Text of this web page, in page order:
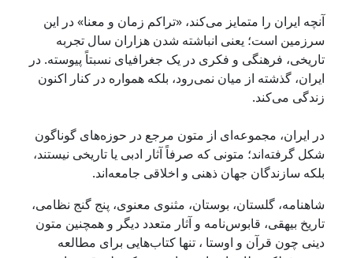
آنچه ایران را متمایز می‌کند، «تراکم زمان و معنا» در این
سرزمین است؛ یعنی انباشته شدن هزاران سال تجربه
تاریخی، فرهنگی و فکری در یک جغرافیای نسبتاً پیوسته. در
ایران، گذشته از میان نمی‌رود، بلکه همواره در کنار اکنون
زندگی می‌کند.
در ایران، مجموعه‌ای از متون مرجع در حوزه‌های گوناگون
شکل گرفته‌اند؛ متونی که صرفاً آثار ادبی یا تاریخی نیستند،
بلکه سازندگان جهان ذهنی و اخلاقی جامعه‌اند.
شاهنامه، گلستان، بوستان، مثنوی معنوی، پنج گنج نظامی،
تاریخ بیهقی، قابوس‌نامه و آثار متعدد دیگر و همچنین متون
دینی چون قرآن و اوستا ، تنها کتاب‌هایی برای مطالعه